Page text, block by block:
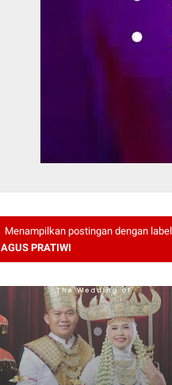
Menampilkan postingan dengan label
AGUS PRATIWI